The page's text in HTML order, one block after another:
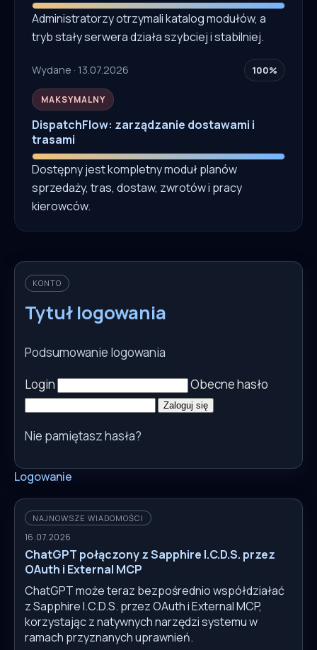
Administratorzy otrzymali katalog modułów, a
tryb stały serwera działa szybciej i stabilniej.
Wydane · 13.07.2026 100%
MAKSYMALNY
DispatchFlow: zarządzanie dostawami i
trasami
Dostępny jest kompletny moduł planów
sprzedaży, tras, dostaw, zwrotów i pracy
kierowców.
KONTO
Tytuł logowania
Podsumowanie logowania
Login
Obecne hasło
Zaloguj się
Nie pamiętasz hasła?
Logowanie
NAJNOWSZE WIADOMOŚCI
16.07.2026
ChatGPT połączony z Sapphire I.C.D.S. przez
OAuth i External MCP
ChatGPT może teraz bezpośrednio współdziałać
z Sapphire I.C.D.S. przez OAuth i External MCP,
korzystając z natywnych narzędzi systemu w
ramach przyznanych uprawnień.